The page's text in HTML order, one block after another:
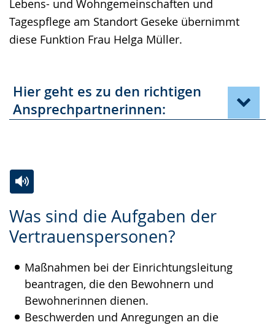
Lebens- und Wohngemeinschaften und
Tagespflege am Standort Geseke übernimmt
diese Funktion Frau Helga Müller.
Hier geht es zu den richtigen
Ansprechpartnerinnen:
Was sind die Aufgaben der
Vertrauenspersonen?
Maßnahmen bei der Einrichtungsleitung
beantragen, die den Bewohnern und
Bewohnerinnen dienen.
Beschwerden und Anregungen an die
Leichten
Sprache
Audio-
Unterstützung.
Video
in
Gebärdensprache
wird
angezeigt.